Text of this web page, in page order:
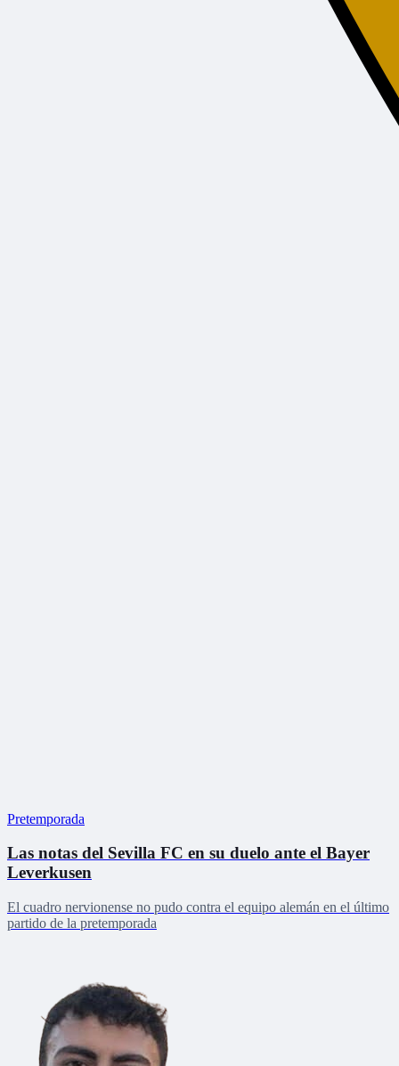
Pretemporada
Las notas del Sevilla FC en su duelo ante el Bayer
Leverkusen
El cuadro nervionense no pudo contra el equipo alemán en el último
partido de la pretemporada